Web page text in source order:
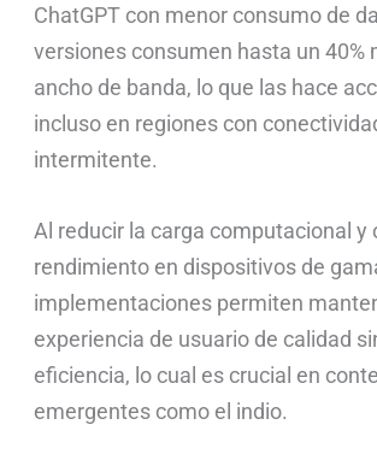
ChatGPT con menor consumo de
versiones consumen hasta un 40%
ancho de banda, lo que las hace
incluso en regiones con
intermitente.
Al reducir la carga computacional y
rendimiento en dispositivos de
implementaciones permiten
experiencia de usuario de calidad
eficiencia, lo cual es crucial en
emergentes como el indio.